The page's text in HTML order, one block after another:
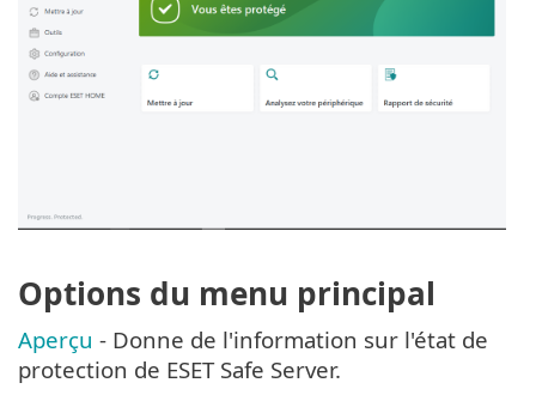
Options du menu principal
Aperçu - Donne de l'information sur l'état de
protection de ESET Safe Server.